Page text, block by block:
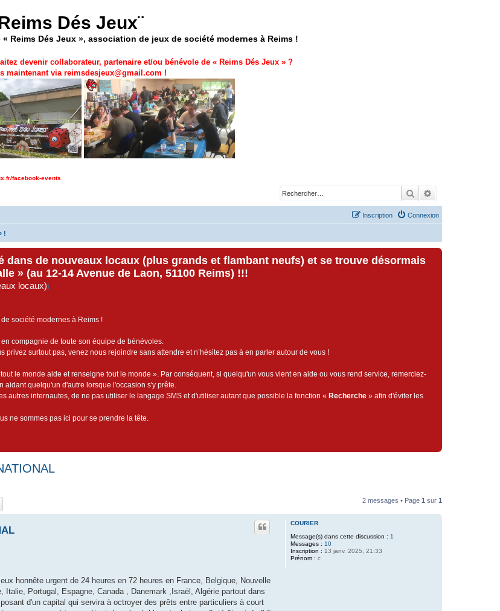
Dés Jeux¨
Reims Dés Jeux », association de jeux de société modernes à Reims !
devenir collaborateur, partenaire et/ou bénévole de « Reims Dés Jeux » ?
maintenant viareimsdesjeux@gmail.com !
facebook-events
Rechercher
Connexion
Inscription
!
dans de nouveaux locaux (plus grands et flambant neufs) et se trouve désormais
» (au 12-14 Avenue de Laon, 51100 Reims) !!!
locaux))
société modernes à Reims !
compagnie de toute son équipe de bénévoles.
surtout pas, venez nous rejoindre sans attendre et n’hésitez pas à en parler autour de vous !
le monde aide et renseigne tout le monde ». Par conséquent, si quelqu'un vous vient en aide ou vous rend service, remerciez-
aidant quelqu'un d'autre lorsque l'occasion s'y prête.
autres internautes, de ne pas utiliser le langage SMS et d'utiliser autant que possible la fonction « Recherche » afin d'éviter les
ne sommes pas ici pour se prendre la tête.
2 messages • Page 1 sur 1
COURIER
Message(s) dans cette discussion : 1
Messages : 10
Inscription : 13 janv. 2025, 21:33
Prénom : c
honnête urgent de 24 heures en 72 heures en France, Belgique, Nouvelle
Portugal, Espagne, Canada , Danemark ,Israël, Algérie partout dans
d'un capital qui servira à octroyer des prêts entre particuliers à court